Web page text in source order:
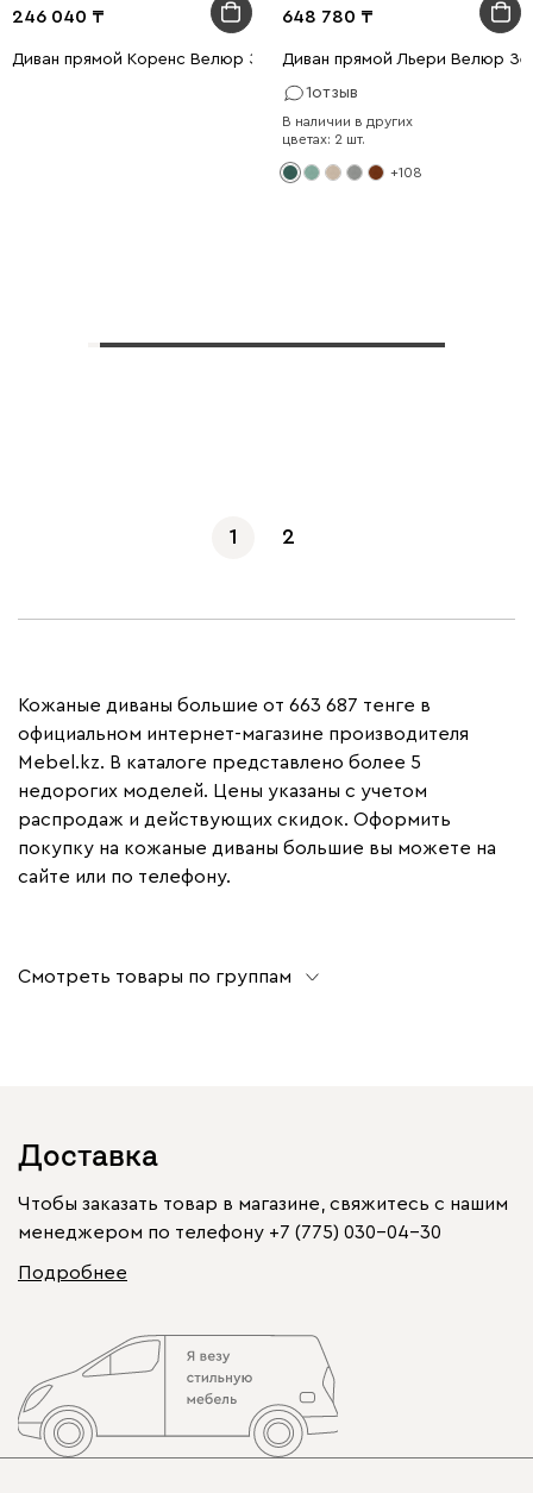
246 040
Диван прямой Коренс Велюр Зелёный
648 780
Диван прямой Льери Велюр
1отзыв
В наличии в других
цветах: 2 шт.
+108
1 2
Кожаные диваны большие от 663 687 тенге в
официальном интернет-магазине производителя
Mebel.kz. В каталоге представлено более 5
недорогих моделей. Цены указаны с учетом
распродаж и действующих скидок. Оформить
покупку на кожаные диваны большие вы можете на
сайте или по телефону.
Смотреть товары по группам
Доставка
Чтобы заказать товар в магазине, свяжитесь с нашим
менеджером по телефону +7 (775) 030-04-30
Подробнее